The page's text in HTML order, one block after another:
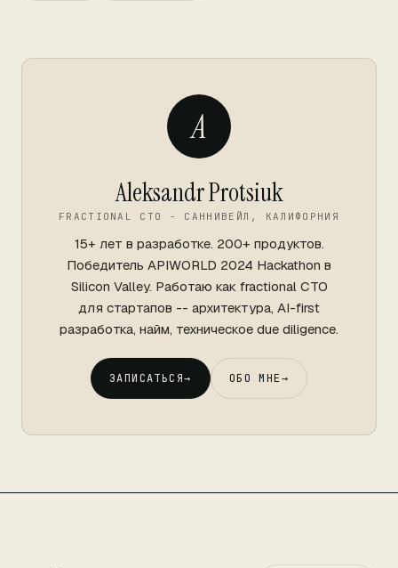
A
Aleksandr Protsiuk
FRACTIONAL CTO - САННИВЕЙЛ, КАЛИФОРНИЯ
15+ лет в разработке. 200+ продуктов.
Победитель APIWORLD 2024 Hackathon в
Silicon Valley. Работаю как fractional CTO
для стартапов -- архитектура, AI-first
разработка, найм, техническое due diligence.
ЗАПИСАТЬСЯ→ ОБО МНЕ→